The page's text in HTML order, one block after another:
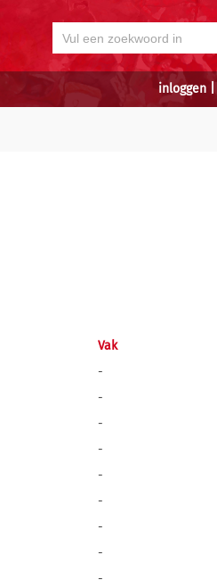
inloggen
Vak
-
-
-
-
-
-
-
-
-